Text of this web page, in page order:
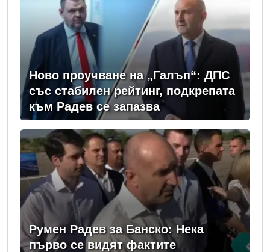
Ново проучване на „Галъп“: ДПС
със стабилен рейтинг, подкрепата
към Радев се запазва
Румен Радев за Банско: Нека
първо се видят фактите